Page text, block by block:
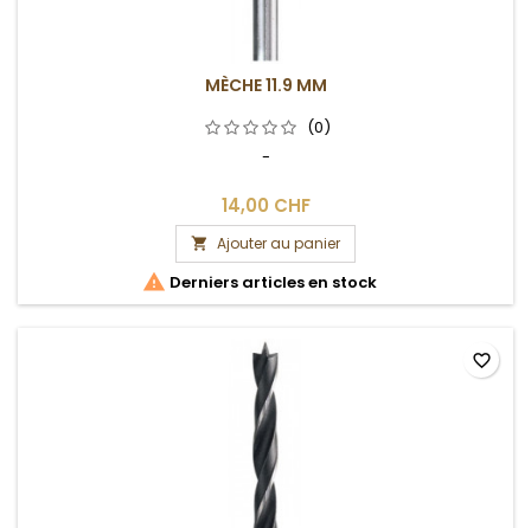
MÈCHE 11.9 MM
(0)
-
14,00 CHF
 Ajouter au panier
 Derniers articles en stock
favorite_border